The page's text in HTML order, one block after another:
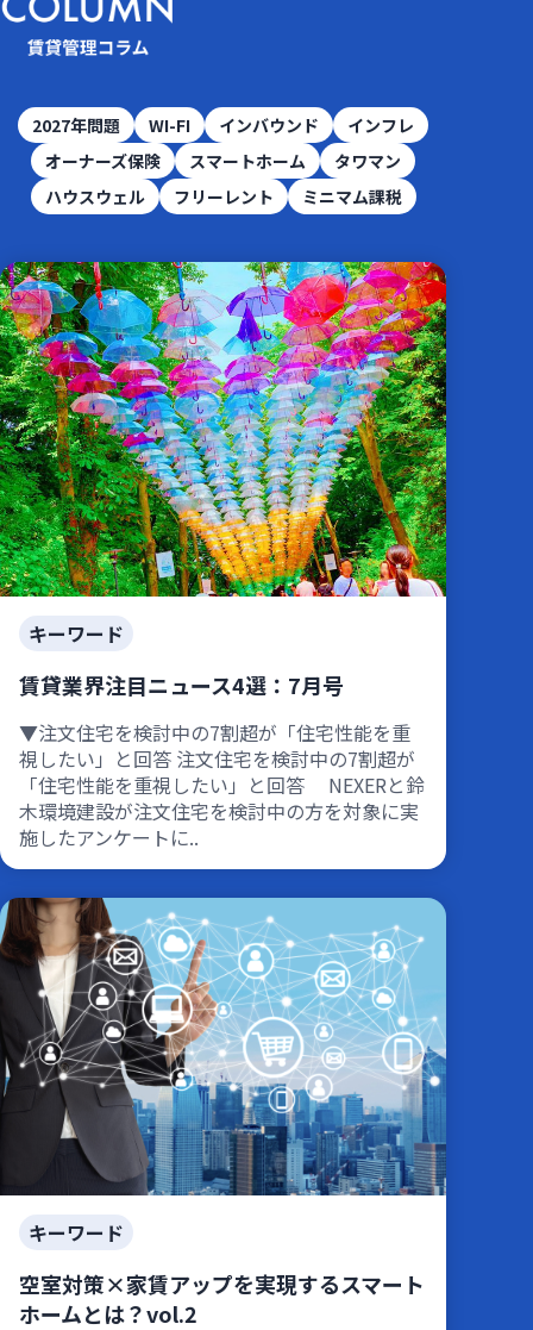
2027年問題 WI-FI インバウンド
インフレ
オーナーズ保険
スマートホーム
タワマン
ハウスウェル
フリーレント ミニマム課税
キーワード
賃貸業界注目ニュース4選：7月号
▼注文住宅を検討中の7割超が「住宅性能を重
視したい」と回答 注文住宅を検討中の7割超が
「住宅性能を重視したい」と回答 NEXERと鈴
木環境建設が注文住宅を検討中の方を対象に実
施したアンケートに..
キーワード
空室対策×家賃アップを実現するスマート
ホームとは？vol.2